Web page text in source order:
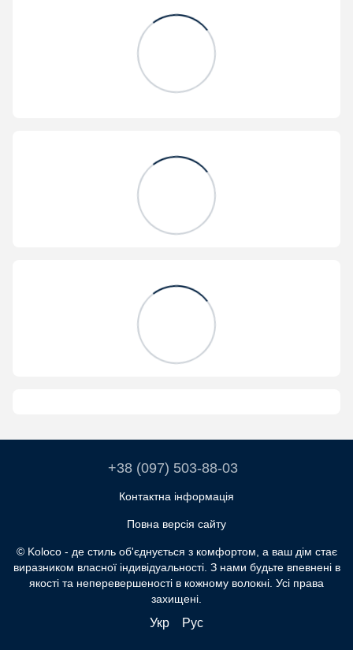
+38 (097) 503-88-03
Контактна інформація
Повна версія сайту
© Koloco - де стиль об'єднується з комфортом, а ваш дім стає
виразником власної індивідуальності. З нами будьте впевнені в
якості та неперевершеності в кожному волокні. Усі права
захищені.
Укр Рус